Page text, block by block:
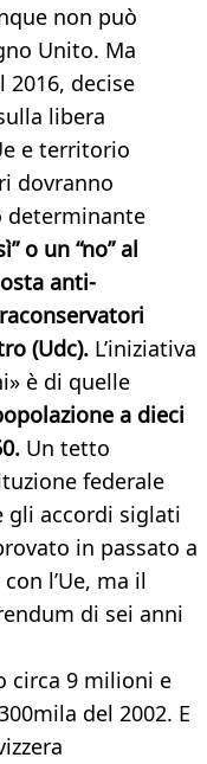
non può
Unito. Ma
decise
libera
e territorio
dovranno
determinante
o un “no” al
anti-
(Udc). L’iniziativa
è di quelle
a dieci
Un tetto
federale
gli accordi siglati
in passato a
l’Ue, ma il
di sei anni
circa 9 milioni e
del 2002. E